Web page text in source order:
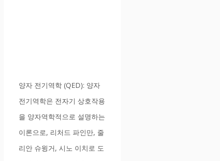
양자 전기역학 (QED): 양자
전기역학은 전자기 상호작용
을 양자역학적으로 설명하는
이론으로, 리처드 파인만, 줄
리안 슈윙거, 시노 이치로 도